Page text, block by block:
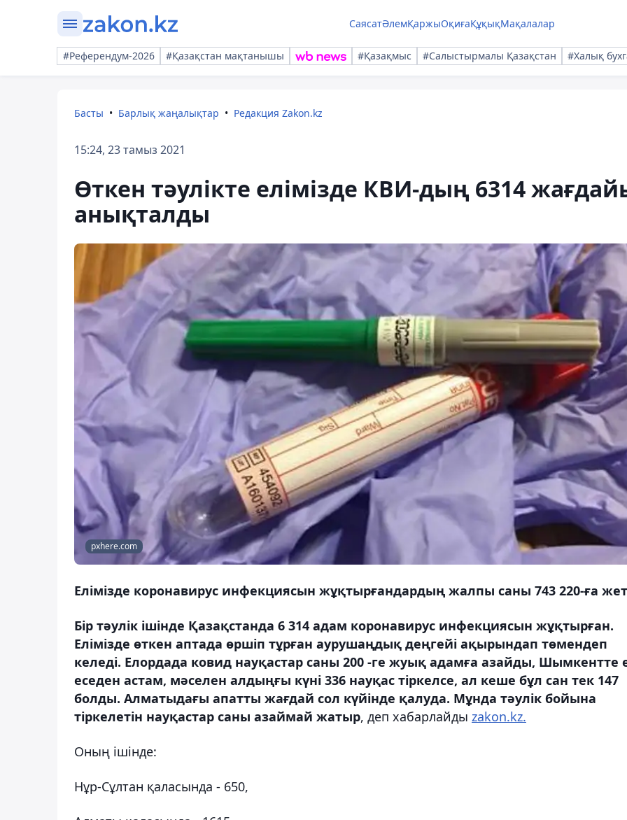
СаясатӘлемҚаржыОқиғаҚұқықМақалалар
#Референдум-2026 #Қазақстан мақтанышы #Қазақмыс #Салыстырмалы Қазақстан #Халық
Басты Барлық жаңалықтар Редакция Zakon.kz
15:24, 23 тамыз 2021
Өткен тәулікте елімізде КВИ-дың 6314
анықталды
pxhere.com
Елімізде коронавирус инфекциясын жұқтырғандардың жалпы саны 743 220-ға
Бір тәулік ішінде Қазақстанда 6 314 адам коронавирус инфекциясын жұқтырған.
Елімізде өткен аптада өршіп тұрған аурушаңдық деңгейі ақырындап төмендеп
келеді. Елордада ковид науқастар саны 200 -ге жуық адамға азайды, Шымкентте
еседен астам, мәселен алдыңғы күні 336 науқас тіркелсе, ал кеше бұл сан тек 147
болды. Алматыдағы апатты жағдай сол күйінде қалуда. Мұнда тәулік бойына
тіркелетін науқастар саны азаймай жатыр, деп хабарлайды zakon.kz.
Оның ішінде:
Нұр-Сұлтан қаласында - 650,